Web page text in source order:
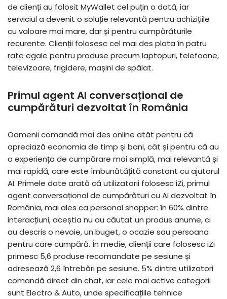
de clienți au folosit MyWallet cel puțin o dată, iar
serviciul a devenit o soluție relevantă pentru achizițiile
cu valoare mai mare, dar și pentru cumpărăturile
recurente. Clienții folosesc cel mai des plata în patru
rate egale pentru produse precum laptopuri, telefoane,
televizoare, frigidere, mașini de spălat.
Primul agent AI conversațional de
cumpărături dezvoltat în România
Oamenii comandă mai des online atât pentru că
apreciază economia de timp și bani, cât și pentru că au
o experiența de cumpărare mai simplă, mai relevantă și
mai rapidă, care este îmbunătățită constant cu ajutorul
AI. Primele date arată că utilizatorii folosesc iZi, primul
agent conversațional de cumpărături cu AI dezvoltat în
România, mai ales ca personal shopper: în 60% dintre
interacțiuni, aceștia nu au căutat un produs anume, ci
au descris o nevoie, un buget, o ocazie sau persoana
pentru care cumpără. În medie, clienții care folosesc iZi
primesc 5,6 produse recomandate pe sesiune și
adresează 2,6 întrebări pe sesiune. 5% dintre utilizatori
comandă direct din chat, iar cele mai active categorii
sunt Electro & Auto, unde specificațiile tehnice